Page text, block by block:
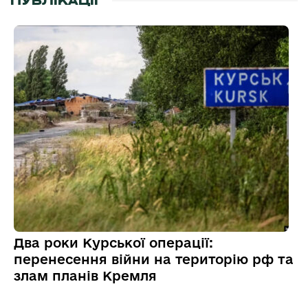
Два роки Курської операції:
перенесення війни на територію рф та
злам планів Кремля